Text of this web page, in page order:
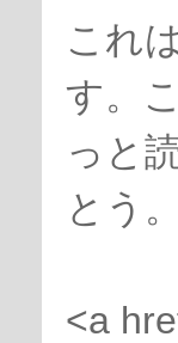
これ
す。
っと
とう。
<a